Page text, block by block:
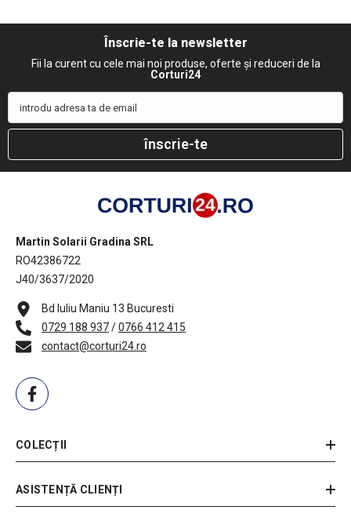
Înscrie-te la newsletter
Fii la curent cu cele mai noi produse, oferte și reduceri de la
Corturi24
introdu adresa ta de email
înscrie-te
Martin Solarii Gradina SRL
RO42386722
J40/3637/2020
Bd Iuliu Maniu 13 Bucuresti
0729 188 937/0766 412 415
contact@corturi24.ro
COLECȚII
ASISTENȚĂ CLIENȚI